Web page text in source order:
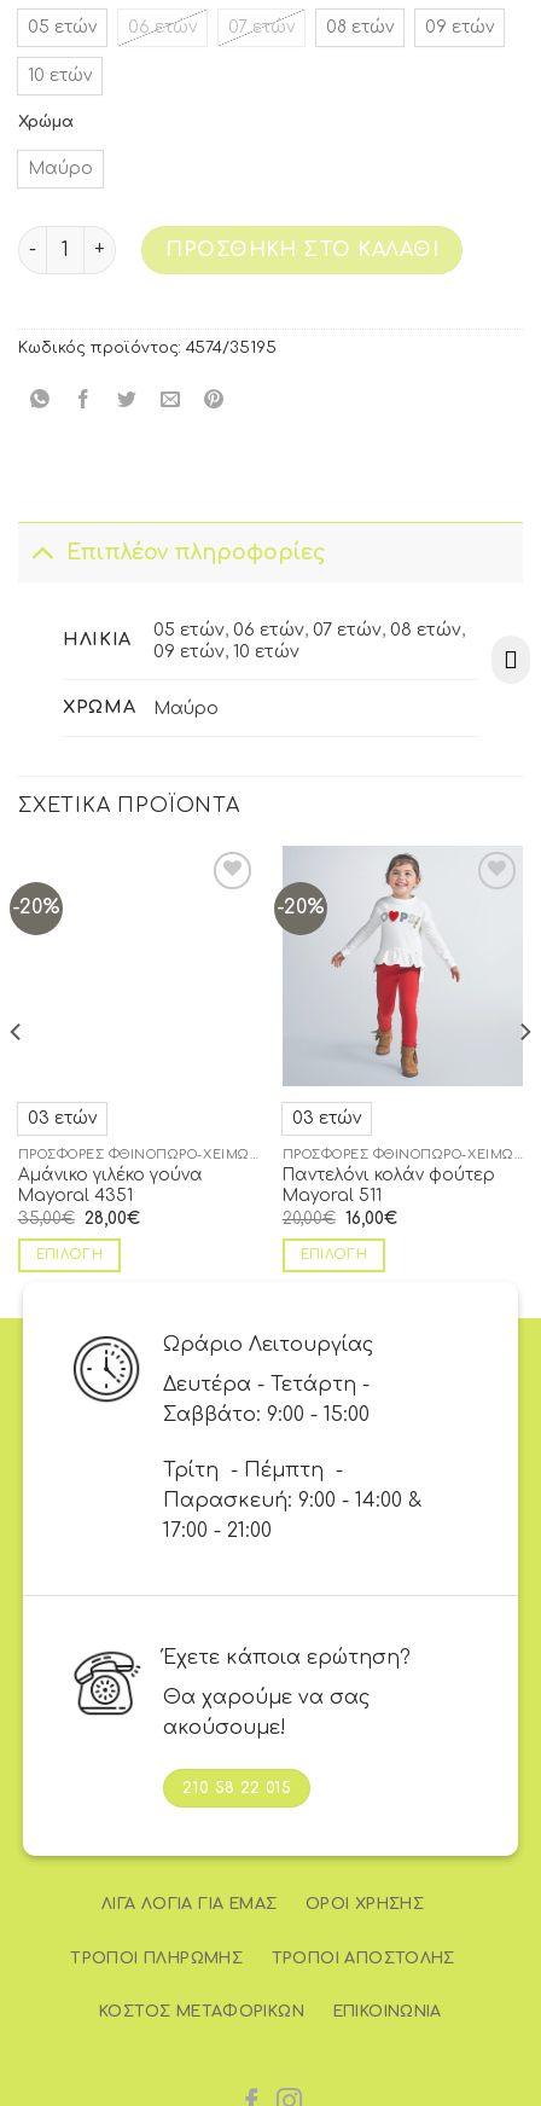
05 ετών 06 ετών 07 ετών 08 ετών 09 ετών
10 ετών
Χρώμα
Μαύρο
ΠΡΟΣΘΉΚΗ ΣΤΟ ΚΑΛΆΘΙ
Κωδικός προϊόντος: 4574/35195
Επιπλέον πληροφορίες
ΗΛΙΚΊΑ 05 ετών, 06 ετών, 07 ετών, 08 ετών,
09 ετών, 10 ετών
ΧΡΏΜΑ Μαύρο
ΣΧΕΤΙΚΆ ΠΡΟΪΌΝΤΑ
-20%
03 ετών
Αμάνικο γιλέκο γούνα
Mayoral 4351
35,00€ 28,00€
ΕΠΙΛΟΓΉ
-20%
03 ετών
Παντελόνι κολάν φούτερ
Mayoral 511
20,00€ 16,00€
ΕΠΙΛΟΓΉ
Ωράριο Λειτουργίας
Δευτέρα - Τετάρτη -
Σαββάτο: 9:00 - 15:00
Τρίτη - Πέμπτη -
Παρασκευή: 9:00 - 14:00 &
17:00 - 21:00
Έχετε κάποια ερώτηση?
Θα χαρούμε να σας
ακούσουμε!
210 58 22 015
ΛΊΓΑ ΛΌΓΙΑ ΓΙΑ ΕΜΆΣ ΌΡΟΙ ΧΡΉΣΗΣ
ΤΡΌΠΟΙ ΠΛΗΡΩΜΉΣ ΤΡΌΠΟΙ ΑΠΟΣΤΟΛΉΣ
ΚΌΣΤΟΣ ΜΕΤΑΦΟΡΙΚΏΝ ΕΠΙΚΟΙΝΩΝΊΑ